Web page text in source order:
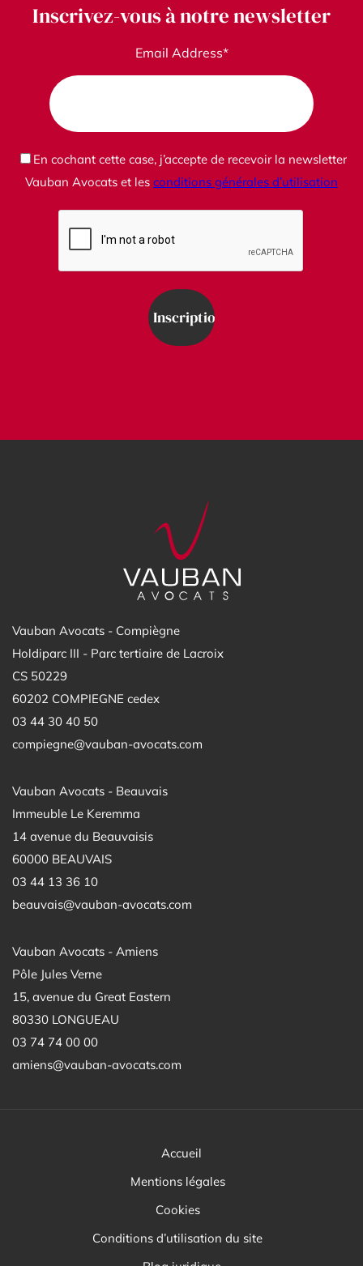
Inscrivez-vous à notre newsletter
Email Address*
En cochant cette case, j’accepte de recevoir la newsletter
Vauban Avocats et les conditions générales d’utilisation
Vauban Avocats - Compiègne
Holdiparc III - Parc tertiaire de Lacroix
CS 50229
60202 COMPIEGNE cedex
03 44 30 40 50
compiegne@vauban-avocats.com
Vauban Avocats - Beauvais
Immeuble Le Keremma
14 avenue du Beauvaisis
60000 BEAUVAIS
03 44 13 36 10
beauvais@vauban-avocats.com
Vauban Avocats - Amiens
Pôle Jules Verne
15, avenue du Great Eastern
80330 LONGUEAU
03 74 74 00 00
amiens@vauban-avocats.com
Accueil
Mentions légales
Cookies
Conditions d’utilisation du site